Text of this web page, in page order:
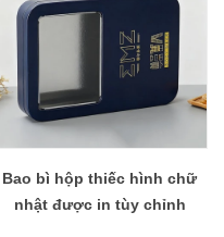
Bao bì hộp thiếc hình chữ
nhật được in tùy chỉnh